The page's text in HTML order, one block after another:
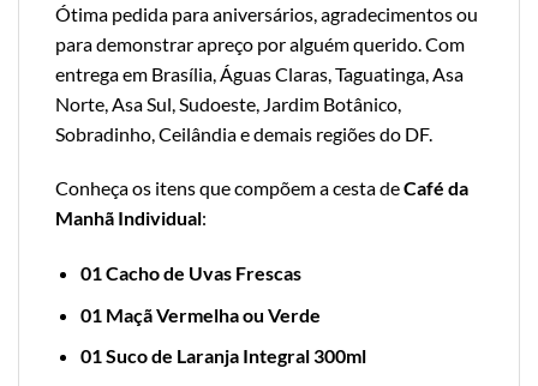
Ótima pedida para aniversários, agradecimentos ou
para demonstrar apreço por alguém querido. Com
entrega em Brasília, Águas Claras, Taguatinga, Asa
Norte, Asa Sul, Sudoeste, Jardim Botânico,
Sobradinho, Ceilândia e demais regiões do DF.
Conheça os itens que compõem a cesta deCafé da
Manhã Individual:
01 Cacho de Uvas Frescas
01 Maçã Vermelha ou Verde
01 Suco de Laranja Integral 300ml